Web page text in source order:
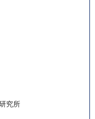
究所